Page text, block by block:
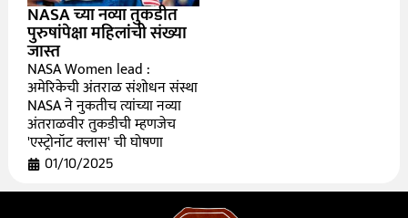
NASA च्या नव्या तुकडीत
पुरुषांपेक्षा महिलांची संख्या
जास्त
NASA Women lead :
अमेरिकेची अंतराळ संशोधन संस्था
NASA ने नुकतीच त्यांच्या नव्या
अंतराळवीर तुकडीची म्हणजेच
'एस्ट्रोनॉट क्लास' ची घोषणा
01/10/2025